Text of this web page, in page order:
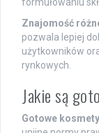
Znajomość
pozwala lepiej
użytkowników
rynkowych.
Jakie są
Gotowe